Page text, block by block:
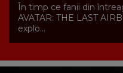
În timp ce fanii din
AVATAR: THE LAST
explo...